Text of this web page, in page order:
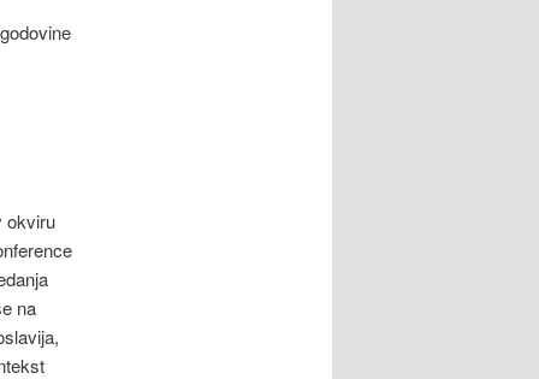
okviru
na